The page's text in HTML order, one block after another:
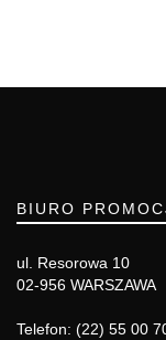
BIURO
ul. Resorowa 10
02-956 WARSZAWA
Telefon: (22) 55 00